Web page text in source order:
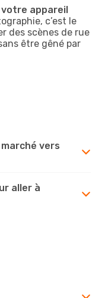
votre appareil
c’est le
des scènes de rue
être gêné par
vers
aller à